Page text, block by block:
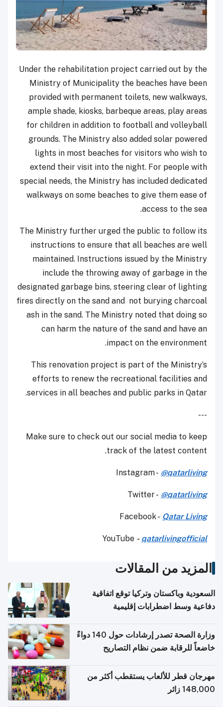
Under the rehabilitation project carried out by the
Ministry of Municipality the beaches have been
provided with permanent toilets, new walkways,
ample shade, kiosks, barbeque areas, play areas
for children in addition to football and volleyball
grounds. The Ministry also added solar powered
lights in most beaches for visitors who wish to
extend their visit into the night. For people with
special needs, the Ministry has included dedicated
walkways on some beaches to give them ease of
access to the sea.
The Ministry further urged the public to follow its
instructions to ensure that all beaches are well
maintained. Instructions issued by the Ministry
include the throwing away of garbage in the
designated garbage bins, steering clear of lighting
fires directly on the sand and not burying charcoal
ash in the sand. The Ministry noted that doing so
can harm the nature of the sand and have an
impact on the environment.
This renovation project is part of the Ministry’s
efforts to renew the recreational facilities and
services in all beaches and public parks in Qatar.
---
Make sure to check out our social media to keep
track of the latest content.
Instagram - @qatarliving
Twitter - @qatarliving
Facebook - Qatar Living
YouTube - qatarlivingofficial
المزيد من المقالات
السعودية وباكستان وتركيا توقع اتفاقية
دفاعية وسط اضطرابات إقليمية
وزارة الصحة تصدر إرشادات حول 140 دواءً
خاضعاً للرقابة ضمن نظام التصاريح
مهرجان قطر للألعاب يستقطب أكثر من
148,000 زائر